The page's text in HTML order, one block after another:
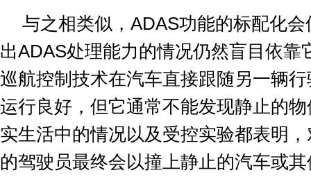
与之相类似， ADAS功能的标配化
出ADAS处理能力的情况仍然盲目依靠
巡航控制技术在汽车直接跟随另一辆
运行良好，但它通常不能发现静止的
实生活中的情况以及受控实验都表明
的驾驶员最终会以撞上静止的汽车或